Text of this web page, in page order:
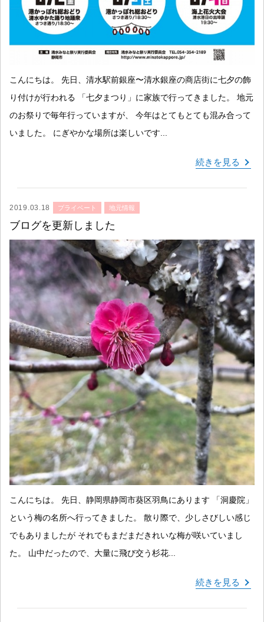
こんにちは。 先日、清水駅前銀座〜清水銀座の商店街に七夕の飾
り付けが行われる 「七夕まつり」に家族で行ってきました。 地元
のお祭りで毎年行っていますが、 今年はとてもとても混み合って
いました。 にぎやかな場所は楽しいです...
続きを見る
2019.03.18 プライベート 地元情報
ブログを更新しました
こんにちは。 先日、静岡県静岡市葵区羽鳥にあります 「洞慶院」
という梅の名所へ行ってきました。 散り際で、少しさびしい感じ
でもありましたが それでもまだまだきれいな梅が咲いていまし
た。 山中だったので、大量に飛び交う杉花...
続きを見る